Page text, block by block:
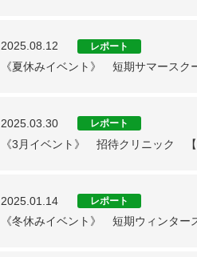
2025.08.12 レポート
《夏休みイベント》 短期サマースク
2025.03.30 レポート
《3月イベント》 招待クリニック
2025.01.14 レポート
《冬休みイベント》 短期ウィンタ